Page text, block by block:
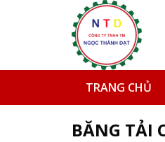
TRANG CHỦ
BĂNG TẢI